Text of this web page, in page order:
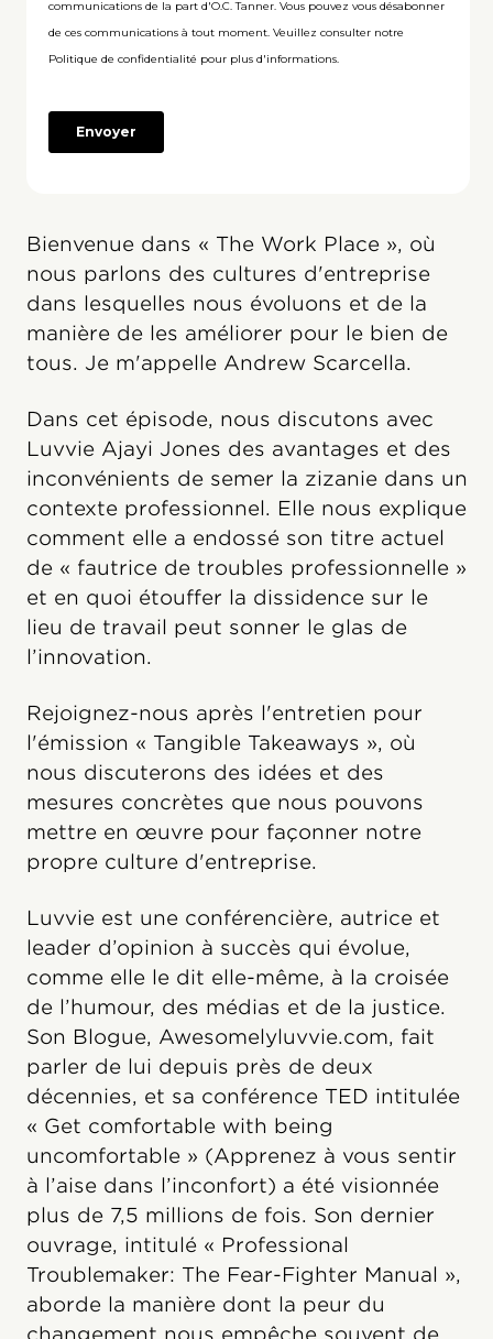
Bienvenue dans « The Work Place », où
nous parlons des cultures d'entreprise
dans lesquelles nous évoluons et de la
manière de les améliorer pour le bien de
tous. Je m'appelle Andrew Scarcella.
Dans cet épisode, nous discutons avec
Luvvie Ajayi Jones des avantages et des
inconvénients de semer la zizanie dans un
contexte professionnel. Elle nous explique
comment elle a endossé son titre actuel
de « fautrice de troubles professionnelle »
et en quoi étouffer la dissidence sur le
lieu de travail peut sonner le glas de
l’innovation.
Rejoignez-nous après l'entretien pour
l'émission « Tangible Takeaways », où
nous discuterons des idées et des
mesures concrètes que nous pouvons
mettre en œuvre pour façonner notre
propre culture d'entreprise.
Luvvie est une conférencière, autrice et
leader d’opinion à succès qui évolue,
comme elle le dit elle-même, à la croisée
de l’humour, des médias et de la justice.
Son Blogue, Awesomelyluvvie.com, fait
parler de lui depuis près de deux
décennies, et sa conférence TED intitulée
« Get comfortable with being
uncomfortable » (Apprenez à vous sentir
à l’aise dans l’inconfort) a été visionnée
plus de 7,5 millions de fois. Son dernier
ouvrage, intitulé « Professional
Troublemaker: The Fear-Fighter Manual »,
aborde la manière dont la peur du
changement nous empêche souvent de